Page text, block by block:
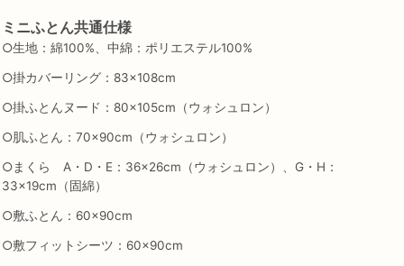
ミニふとん共通仕様
○生地：綿100%、中綿：ポリエステル100%
○掛カバーリング：83×108cm
○掛ふとんヌード：80×105cm（ウォシュロン）
○肌ふとん：70×90cm（ウォシュロン）
○まくら A・D・E：36×26cm（ウォシュロン）、G・H：
33×19cm（固綿）
○敷ふとん：60×90cm
○敷フィットシーツ：60×90cm